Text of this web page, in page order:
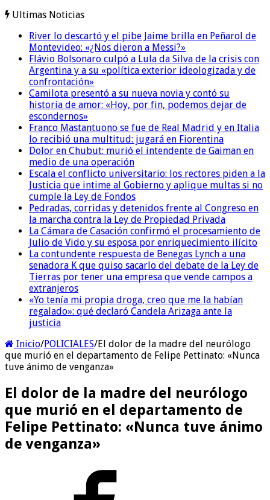
Ultimas Noticias
River lo descartó y el pibe Jaime brilla en Peñarol de
Montevideo: «¿Nos dieron a Messi?»
Flávio Bolsonaro culpó a Lula da Silva de la crisis con
Argentina y a su «política exterior ideologizada y de
confrontación»
Camilota presentó a su nueva novia y contó su
historia de amor: «Hoy, por fin, podemos dejar de
escondernos»
Franco Mastantuono se fue de Real Madrid y en Italia
lo recibió una multitud: jugará en Fiorentina
Dolor en Chubut: murió el intendente de Gaiman en
medio de una operación
Escala el conflicto universitario: los rectores piden a la
Justicia que intime al Gobierno y aplique multas si no
cumple la Ley de Fondos
Pedradas, corridas y detenidos frente al Congreso en
la marcha contra la Ley de Propiedad Privada
La Cámara de Casación confirmó el procesamiento de
Julio de Vido y su esposa por enriquecimiento ilícito
La contundente respuesta de Benegas Lynch a una
senadora K que quiso sacarlo del debate de la Ley de
Tierras por tener una empresa que vende campos a
extranjeros
«Yo tenía mi propia droga, creo que me la habían
regalado»: qué declaró Candela Arizaga ante la
justicia
Inicio/POLICIALES/El dolor de la madre del neurólogo
que murió en el departamento de Felipe Pettinato: «Nunca
tuve ánimo de venganza»
El dolor de la madre del neurólogo
que murió en el departamento de
Felipe Pettinato: «Nunca tuve ánimo
de venganza»